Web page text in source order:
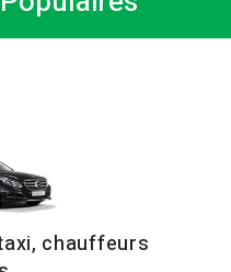
chauffeurs